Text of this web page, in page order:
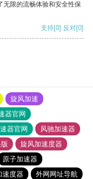
无限的流畅体验和安全性保
支持[0] 反对[0]
旋风加速
器官网
器官网
风驰加速器
旋风加速度器
原子加速器
速度器
外网网址导航